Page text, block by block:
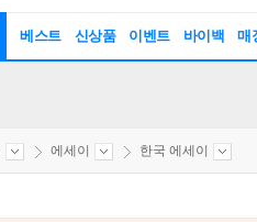
베스트 신상품 이벤트 바이백 매
에세이 한국 에세이